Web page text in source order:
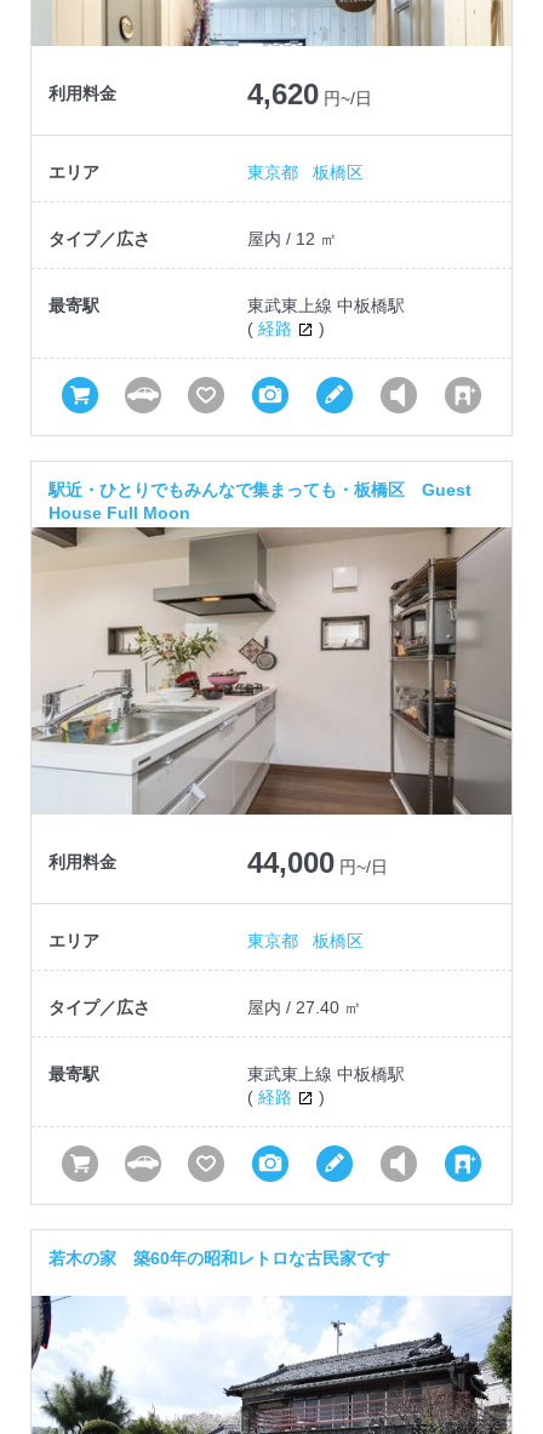
利用料金 4,620 円~/日
エリア 東京都 板橋区
タイプ／広さ 屋内 / 12 ㎡
最寄駅
東武東上線 中板橋駅
( 経路 )
駅近・ひとりでもみんなで集まっても・板橋区 Guest
House Full Moon
利用料金 44,000 円~/日
エリア 東京都 板橋区
タイプ／広さ 屋内 / 27.40 ㎡
最寄駅
東武東上線 中板橋駅
( 経路 )
若木の家 築60年の昭和レトロな古民家です